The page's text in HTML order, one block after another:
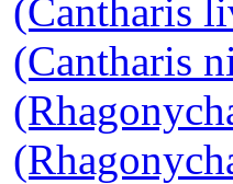
(Cantharis
(Cantharis